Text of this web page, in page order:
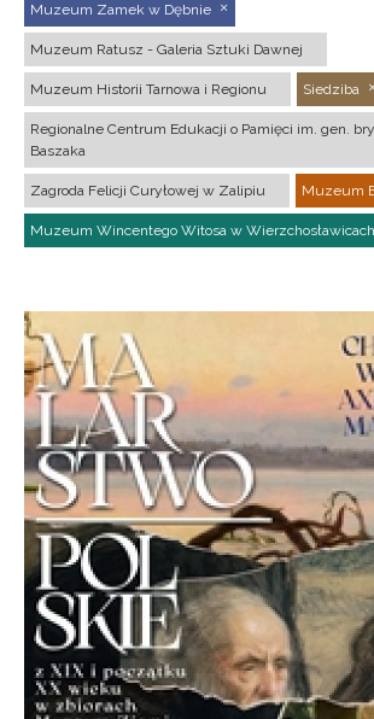
Muzeum Zamek w Dębnie
Muzeum Ratusz - Galeria Sztuki Dawnej
Muzeum Historii Tarnowa i Regionu Siedziba
Regionalne Centrum Edukacji o Pamięci im. gen.
Baszaka
Zagroda Felicji Curyłowej w Zalipiu Muzeum
Muzeum Wincentego Witosa w Wierzchosławicach